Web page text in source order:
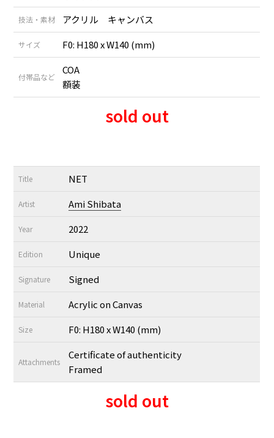
技法・素材 アクリル キャンバス
サイズ F0: H180 x W140 (mm)
付帯品など
COA
額装
sold out
Title NET
Artist Ami Shibata
Year 2022
Edition Unique
Signature Signed
Material Acrylic on Canvas
Size F0: H180 x W140 (mm)
Attachments
Certificate of authenticity
Framed
sold out